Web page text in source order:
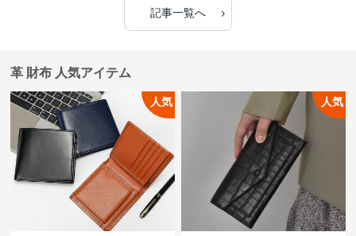
記事一覧へ ›
革 財布 人気アイテム
人気 人気